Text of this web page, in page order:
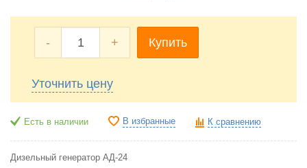
- + Купить
Уточнить цену
Есть в наличии В избранные К сравнению
Дизельный генератор АД-24